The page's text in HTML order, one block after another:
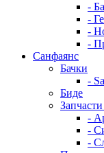
-
-
-
-
Санфаянс
Бачки
-
Биде
-
-
-